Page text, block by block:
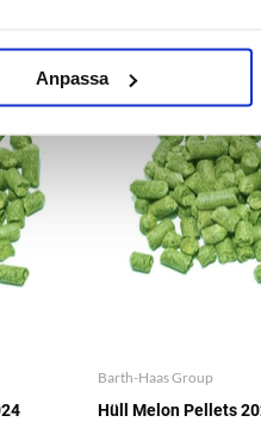
Anpassa
Barth-Haas Group
Hüll Melon Pellets